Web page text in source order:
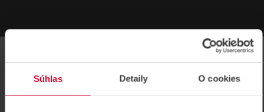
Súhlas Detaily O cookies